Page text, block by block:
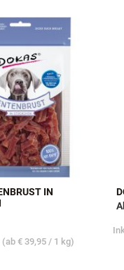
IN
(ab € 39,95 / 1 kg)